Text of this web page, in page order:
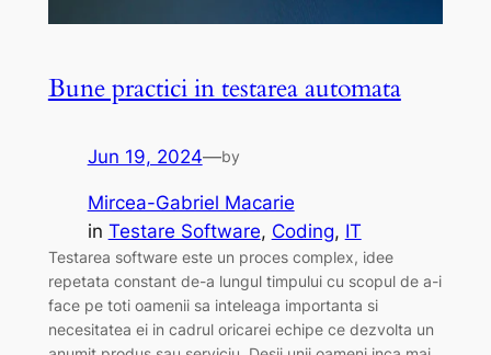
Bune practici in testarea automata
Jun 19, 2024—by
Mircea-Gabriel Macarie
in Testare Software, Coding, IT
Testarea software este un proces complex, idee
repetata constant de-a lungul timpului cu scopul de a-i
face pe toti oamenii sa inteleaga importanta si
necesitatea ei in cadrul oricarei echipe ce dezvolta un